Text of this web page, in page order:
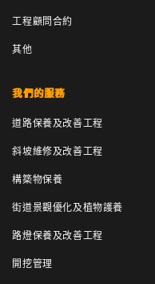
工程顧問合約
其他
我們的服務
道路保養及改善工程
斜坡維修及改善工程
構築物保養
街道景觀優化及植物護養
路燈保養及改善工程
開挖管理